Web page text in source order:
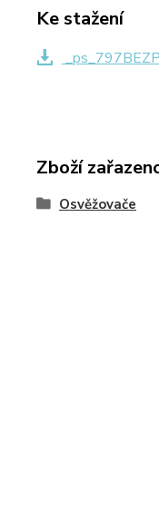
Ke stažení
Zboží
Osvěžovače